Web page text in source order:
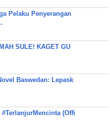
Pelaku Penyerangan
SULE! KAGET GU
Baswedan: Lepask
(Offi